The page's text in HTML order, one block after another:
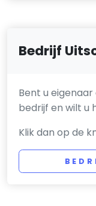
Bedrijf
Bent u
bedrijf en wilt u
Klik dan op de